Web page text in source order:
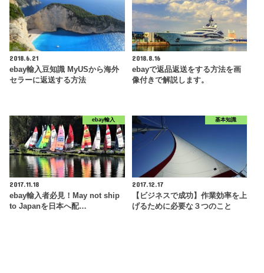
2018.6.21
ebay輸入豆知識 MyUSから海外
セラーに返送する方法
2018.8.16
ebayで返品返送をする方法を画
像付きで解説します。
ebay輸入
2017.11.18
ebay輸入者必見！May not ship
to Japanを日本へ配…
基本知識
2017.12.17
【ビジネスで成功】作業効率を上
げるために必要な３つのこと